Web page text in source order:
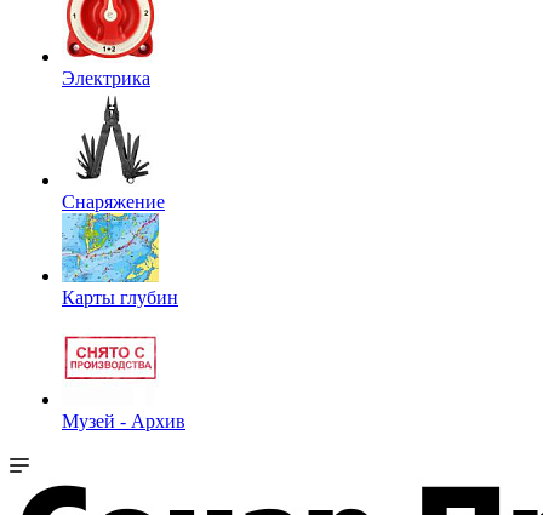
Электрика
Снаряжение
Карты глубин
Музей - Архив